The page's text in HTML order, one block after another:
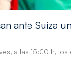
ante Suiza
a las 15:00 h,